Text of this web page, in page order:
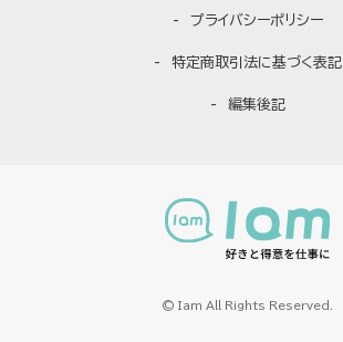
プライバシーポリシー
特定商取引法に基づく表記
編集後記
© Iam All Rights Reserved.